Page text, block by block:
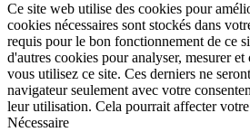
Ce site web utilise des cookies pour
cookies nécessaires sont stockés dans
requis pour le bon fonctionnement de ce
d'autres cookies pour analyser, mesurer
vous utilisez ce site. Ces derniers ne
navigateur seulement avec votre
leur utilisation. Cela pourrait affecter
Nécessaire